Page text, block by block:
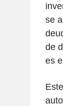
se
de
es